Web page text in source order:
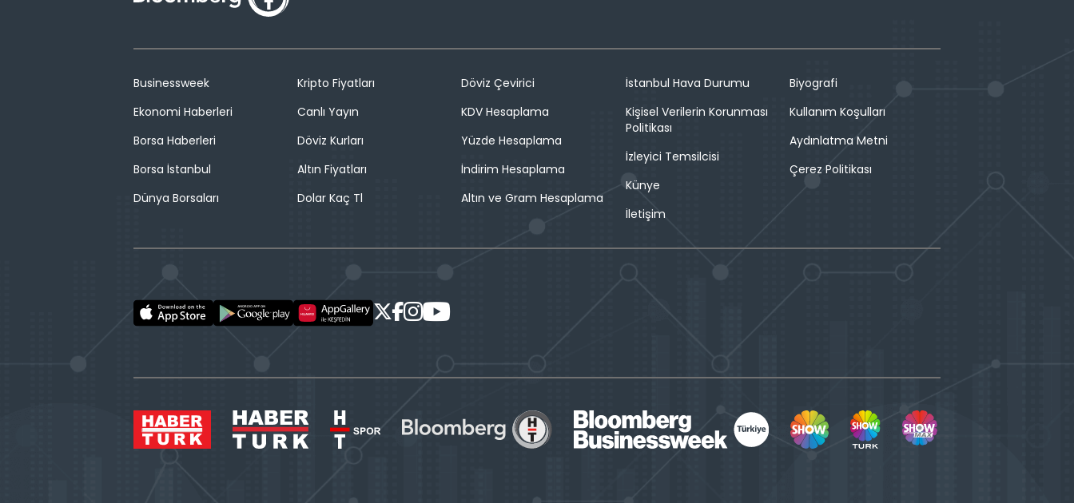
Businessweek
Ekonomi Haberleri
Borsa Haberleri
Borsa İstanbul
Dünya Borsaları
Kripto Fiyatları
Canlı Yayın
Döviz Kurları
Altın Fiyatları
Dolar Kaç Tl
Döviz Çevirici
KDV Hesaplama
Yüzde Hesaplama
İndirim Hesaplama
Altın ve Gram Hesaplama
İstanbul Hava Durumu
Kişisel Verilerin Korunması
Politikası
İzleyici Temsilcisi
Künye
İletişim
Biyografi
Kullanım Koşulları
Aydınlatma Metni
Çerez Politikası